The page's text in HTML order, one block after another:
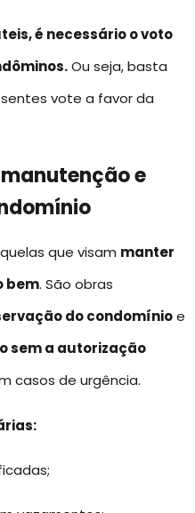
é necessário o voto
Ou seja, basta
vote a favor da
e
que visam manter
bem. São obras
do condomínioe
sem a autorização
casos de urgência.